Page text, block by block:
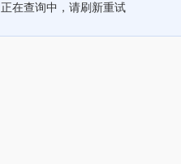
正在查询中，请刷新重试